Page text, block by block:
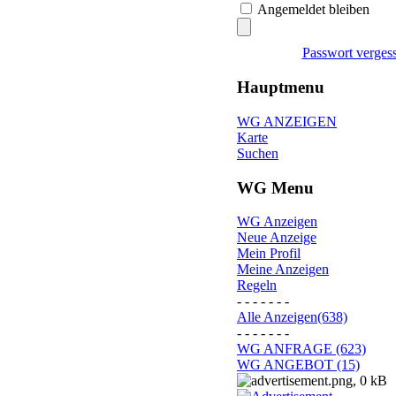
Angemeldet bleiben
Passwort
Hauptmenu
WG ANZEIGEN
Karte
Suchen
WG Menu
WG Anzeigen
Neue Anzeige
Mein Profil
Meine Anzeigen
Regeln
- - - - - - -
Alle Anzeigen(638)
- - - - - - -
WG ANFRAGE (623)
WG ANGEBOT (15)